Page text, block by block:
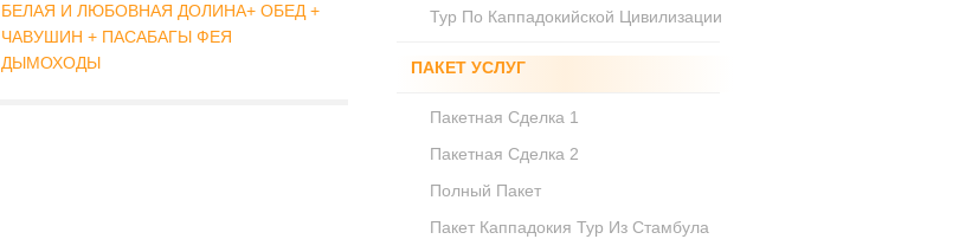
БЕЛАЯ И ЛЮБОВНАЯ ДОЛИНА+ ОБЕД +
ЧАВУШИН + ПАСАБАГЫ ФЕЯ
ДЫМОХОДЫ
Тур По Каппадокийской Цивилизации
ПАКЕТ УСЛУГ
Пакетная Сделка 1
Пакетная Сделка 2
Полный Пакет
Пакет Каппадокия Тур Из Стамбула